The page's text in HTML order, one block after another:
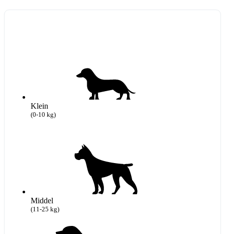
Klein
(0-10 kg)
Middel
(11-25 kg)